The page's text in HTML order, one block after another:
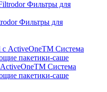
Фильтры для
Система
пакетики-саше